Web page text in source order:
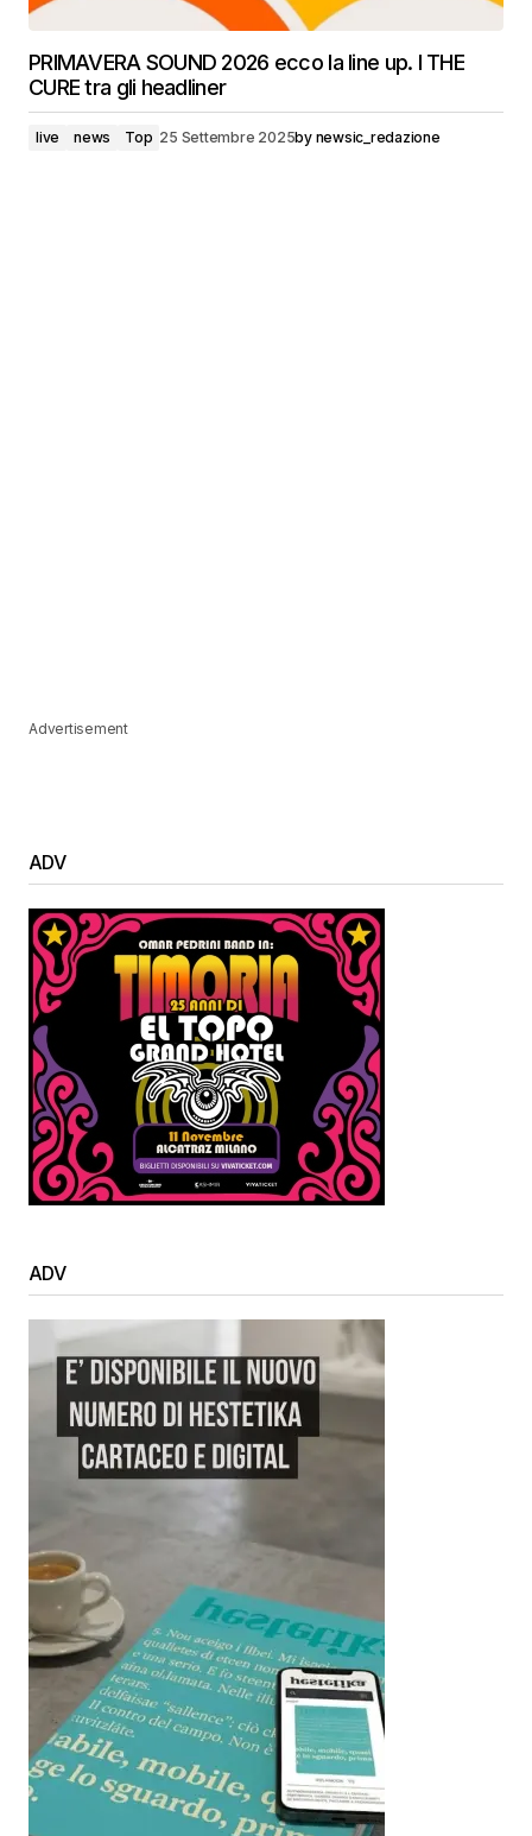
PRIMAVERA SOUND 2026 ecco la line up. I THE
CURE tra gli headliner
live news Top 25 Settembre 2025by newsic_redazione
Advertisement
ADV
ADV